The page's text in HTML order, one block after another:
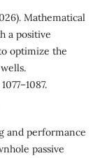
Mathematical
a positive
optimize the
and performance
passive